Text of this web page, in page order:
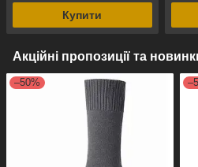
Купити
Акційні пропозиції та
–50%